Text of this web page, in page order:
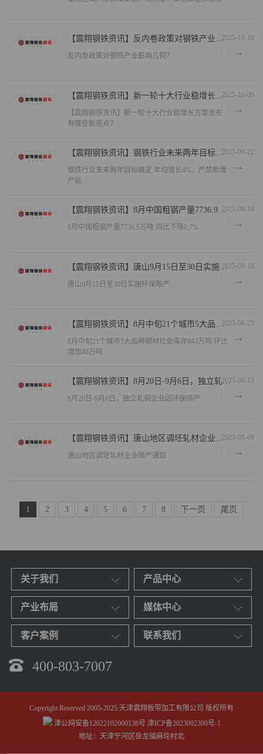
【震翔钢铁资讯】反内卷政策对钢铁产业影响几何？2025-10-18
反内卷政策对钢铁产业影响几何？
【震翔钢铁资讯】新一轮十大行业稳增长方案发布 有哪些新亮点？2025-10-09
【震翔钢铁资讯】新一轮十大行业稳增长方案发布
有哪些新亮点？
【震翔钢铁资讯】钢铁行业未来两年目标确定:年均增长4%，严禁新增产能2025-09-22
钢铁行业未来两年目标确定:年均增长4%，严禁新增
产能
【震翔钢铁资讯】8月中国粗钢产量7736.9万吨 同比下降0,7%2025-09-18
8月中国粗钢产量7736.9万吨 同比下降0,7%
【震翔钢铁资讯】唐山9月15日至30日实施环保限产
2025-09-18
唐山9月15日至30日实施环保限产
【震翔钢铁资讯】8月中旬21个城市5大品种钢材社会库存843万吨 环比增加40万吨2025-08-23
8月中旬21个城市5大品种钢材社会库存843万吨 环比
增加40万吨
【震翔钢铁资讯】8月20日-9月6日，独立轧钢企业因环保停产
2025-08-15
8月20日-9月6日，独立轧钢企业因环保停产
【震翔钢铁资讯】唐山地区调坯轧材企业限产通知2025-08-09
唐山地区调坯轧材企业限产通知
1 2 3 4 5 6 7 8 下一页 尾页
关于我们 产品中心
产业布局 媒体中心
客户案例 联系我们
400-803-7007
Copyright Reserved 2005-2025 天津震翔板带加工有限公司 版权所有
津公网安备12022102000138号 津ICP备2023002300号-1
地址：天津宁河区岳龙镇麻坨村北